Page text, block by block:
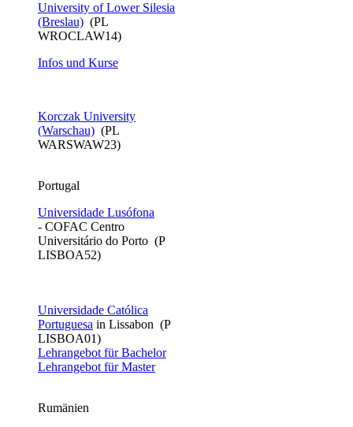
University of Lower Silesia
(Breslau) (PL
WROCLAW14)
Infos und Kurse
Korczak University
(Warschau) (PL
WARSWAW23)
Portugal
Universidade Lusófona
- COFAC Centro
Universitário do Porto (P
LISBOA52)
Universidade Católica
Portuguesa in Lissabon (P
LISBOA01)
Lehrangebot für Bachelor​
Lehrangebot für Master
Rumänien